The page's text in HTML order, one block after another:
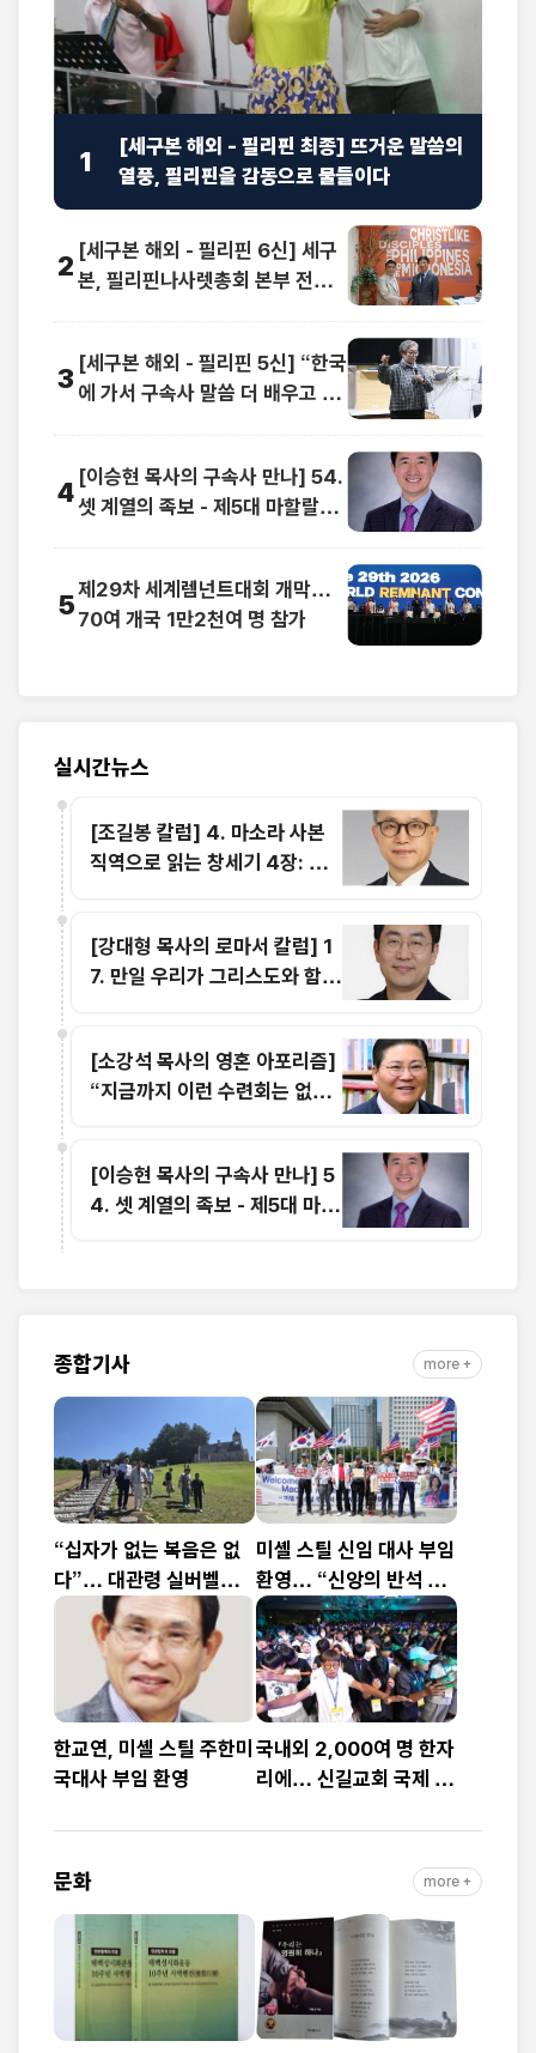
1
[세구본 해외 - 필리핀 최종] 뜨거운 말씀의
열풍, 필리핀을 감동으로 물들이다
2 [세구본 해외 - 필리핀 6신] 세구
본, 필리핀나사렛총회 본부 전격
3 [세구본 해외 - 필리핀 5신] “한국
에 가서 구속사 말씀 더 배우고 싶
4 [이승현 목사의 구속사 만나] 54.
셋 계열의 족보 - 제5대 마할랄렐
5제29차 세계렘넌트대회 개막…
70여 개국 1만2천여 명 참가
실시간뉴스
[조길봉 칼럼] 4. 마소라 사본
직역으로 읽는 창세기 4장: 죄
의 웅크림과 에핳의 이름을 부르
[강대형 목사의 로마서 칼럼] 1
7. 만일 우리가 그리스도와 함께
[소강석 목사의 영혼 아포리즘]
“지금까지 이런 수련회는 없었
[이승현 목사의 구속사 만나] 5
4. 셋 계열의 족보 - 제5대 마할
종합기사 more +
“십자가 없는 복음은 없
다”… 대관령 실버벨교
회 김은호 목사 특별초청
미셸 스틸 신임 대사 부임
환영… “신앙의 반석 위
에 한미동맹 새 도약 기
대”
한교연, 미셸 스틸 주한미
국대사 부임 환영
국내외 2,000여 명 한자
리에… 신길교회 국제 청
성료
문화 more +